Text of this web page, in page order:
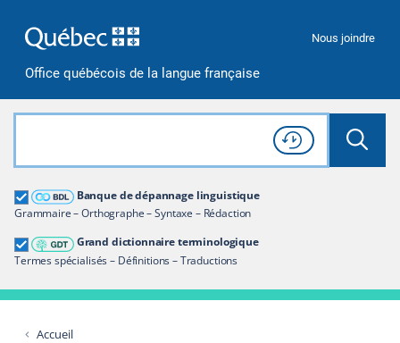
Office québécois de la langue française
Nous joindre
Rechercher dans tout le site
Lancer
Consulter l'
Historique
de recherche
Banque de dépannage linguistique
Grammaire – Orthographe – Syntaxe – Rédaction
Grand dictionnaire terminologique
Termes spécialisés – Définitions – Traductions
Grand dictionnaire terminologique
Restreindre aux termes
Accueil